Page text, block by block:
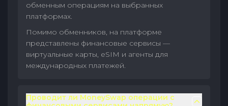
обменным операциям на выбранных
платформах.
Помимо обменников, на платформе
представлены финансовые сервисы —
виртуальные карты, eSIM и агенты для
международных платежей.
Проводит ли MoneySwap операции с